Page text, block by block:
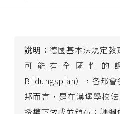
說明：德國基本法規定
可能有全國性的
Bildungsplan），各邦會
邦而言，是在漢堡學校